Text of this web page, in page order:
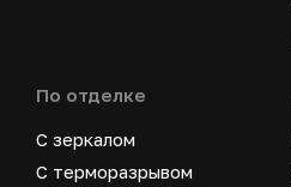
По отделке
С зеркалом
С терморазрывом